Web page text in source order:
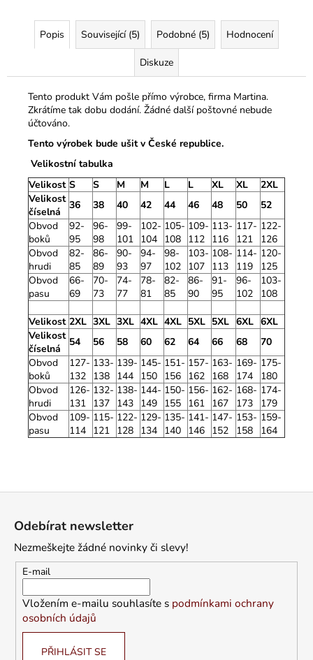
Popis Související (5) Podobné (5) Hodnocení
Diskuze
Tento produkt Vám pošle přímo výrobce, firma Martina.
Zkrátíme tak dobu dodání. Žádné další poštovné nebude
účtováno.
Tento výrobek bude ušit v České republice.
Velikostní tabulka
Velikost S S M M L L XL XL
2XL
Velikost
číselná
36 38 40 42 44 46 48 50
52
Obvod
boků
92-
95
96-
98
99-
101
102-
104
105-
108
109-
112
113-
116
117-
121
122-
126
Obvod
hrudi
82-
85
86-
89
90-
93
94-
97
98-
102
103-
107
108-
113
114-
119
120-
125
Obvod
pasu
66-
69
70-
73
74-
77
78-
81
82-
85
86-
90
91-
95
96-
102
103-
108
Velikost 2XL 3XL 3XL 4XL 4XL 5XL 5XL 6XL 6XL
Velikost
číselná
54 56 58 60 62 64 66 68
70
Obvod
boků
127-
132
133-
138
139-
144
145-
150
151-
156
157-
162
163-
168
169-
174
175-
180
Obvod
hrudi
126-
131
132-
137
138-
143
144-
149
150-
155
156-
161
162-
167
168-
173
174-
179
Obvod
pasu
109-
114
115-
121
122-
128
129-
134
135-
140
141-
146
147-
152
153-
158
159-
164
Odebírat newsletter
Nezmeškejte žádné novinky či slevy!
E-mail
Vložením e-mailu souhlasíte s podmínkami ochrany
osobních údajů
PŘIHLÁSIT SE